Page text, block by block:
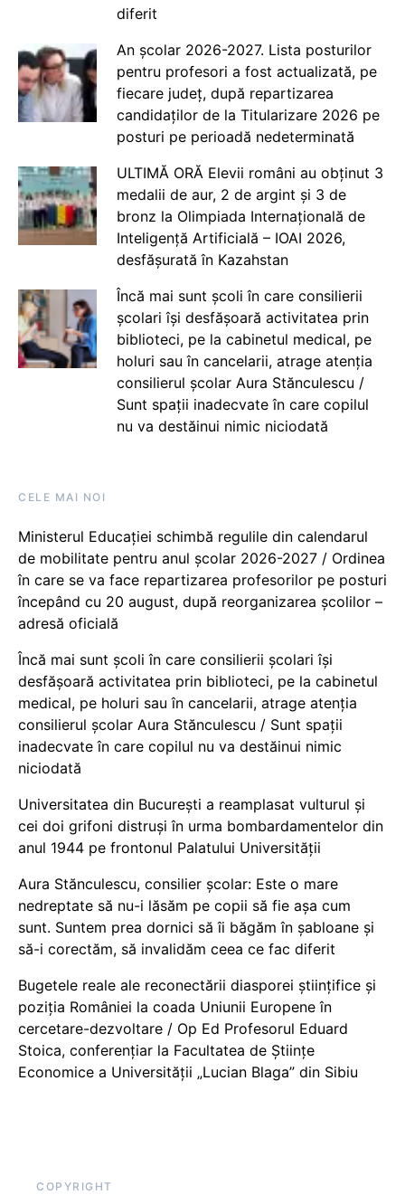
diferit
An școlar 2026-2027. Lista posturilor
pentru profesori a fost actualizată, pe
fiecare județ, după repartizarea
candidaților de la Titularizare 2026 pe
posturi pe perioadă nedeterminată
ULTIMĂ ORĂ Elevii români au obținut 3
medalii de aur, 2 de argint și 3 de
bronz la Olimpiada Internațională de
Inteligență Artificială – IOAI 2026,
desfășurată în Kazahstan
Încă mai sunt școli în care consilierii
școlari își desfășoară activitatea prin
biblioteci, pe la cabinetul medical, pe
holuri sau în cancelarii, atrage atenția
consilierul școlar Aura Stănculescu /
Sunt spații inadecvate în care copilul
nu va destăinui nimic niciodată
CELE MAI NOI
Ministerul Educației schimbă regulile din calendarul
de mobilitate pentru anul școlar 2026-2027 / Ordinea
în care se va face repartizarea profesorilor pe posturi
începând cu 20 august, după reorganizarea școlilor –
adresă oficială
Încă mai sunt școli în care consilierii școlari își
desfășoară activitatea prin biblioteci, pe la cabinetul
medical, pe holuri sau în cancelarii, atrage atenția
consilierul școlar Aura Stănculescu / Sunt spații
inadecvate în care copilul nu va destăinui nimic
niciodată
Universitatea din București a reamplasat vulturul și
cei doi grifoni distruși în urma bombardamentelor din
anul 1944 pe frontonul Palatului Universității
Aura Stănculescu, consilier școlar: Este o mare
nedreptate să nu-i lăsăm pe copii să fie așa cum
sunt. Suntem prea dornici să îi băgăm în șabloane și
să-i corectăm, să invalidăm ceea ce fac diferit
Bugetele reale ale reconectării diasporei științifice și
poziția României la coada Uniunii Europene în
cercetare-dezvoltare / Op Ed Profesorul Eduard
Stoica, conferențiar la Facultatea de Științe
Economice a Universității „Lucian Blaga” din Sibiu
COPYRIGHT